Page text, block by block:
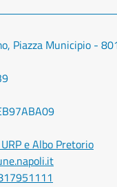
Piazza Municipio -
e Albo Pretorio